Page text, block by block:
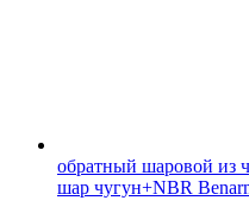
обратный шаровой из
шар чугун+NBR